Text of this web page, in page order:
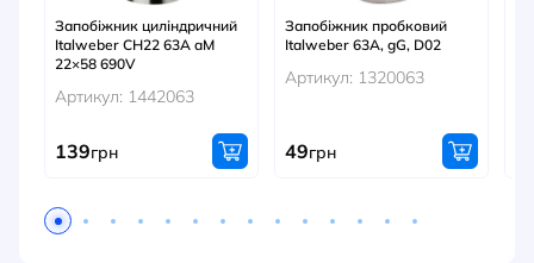
Запобіжник циліндричний
Italweber CH22 63A aМ
22×58 690V
Артикул: 1442063
139грн
Запобіжник пробковий
Italweber 63А, gG, D02
Артикул: 1320063
49грн